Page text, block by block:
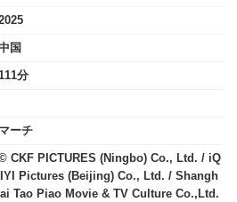
国
111分
マーチ
CKF PICTURES (Ningbo) Co., Ltd. / iQ
IYI Pictures (Beijing) Co., Ltd. / Shangh
ai Tao Piao Movie & TV Culture Co.,Ltd.